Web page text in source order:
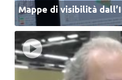
Mappe di visibilità